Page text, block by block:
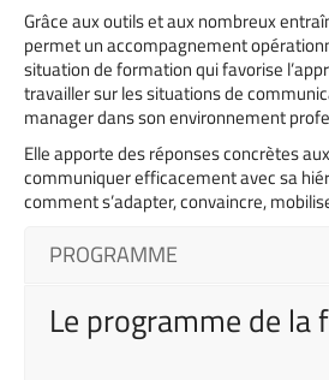
Grâce aux outils et aux nombreux
permet un accompagnement
situation de formation qui favorise
travailler sur les situations de
manager dans son environnement
Elle apporte des réponses concrètes
communiquer efficacement avec sa
comment s’adapter, convaincre,
PROGRAMME
Le programme de la